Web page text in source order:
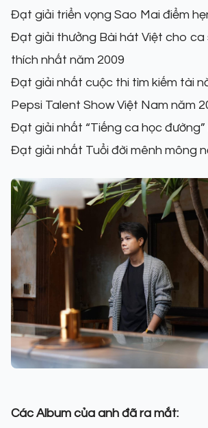
Đạt giải triển vọng Sao Mai điểm
Đạt giải thưởng Bài hát Việt cho ca
thích nhất năm 2009
Đạt giải nhất cuộc thi tìm kiếm tài
Pepsi Talent Show Việt Nam năm
Đạt giải nhất “Tiếng ca học đường”
Đạt giải nhất Tuổi đời mênh mông
Các Album của anh đã ra mắt: